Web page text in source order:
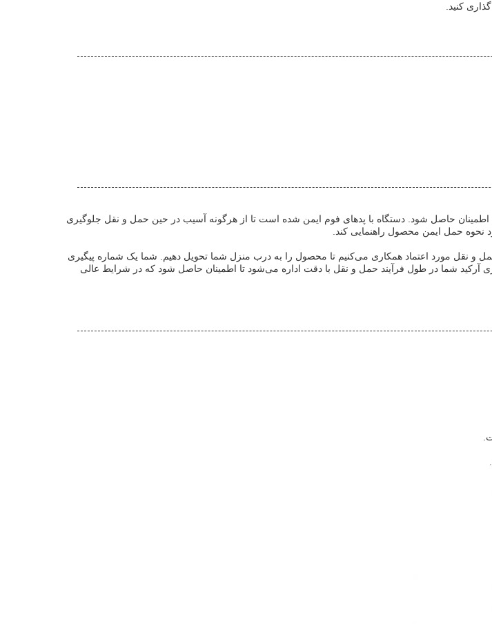
حاصل شود. دستگاه با پدهای فوم ایمن شده است تا از هرگونه آسیب در حین حمل و نقل جلوگیری
نحوه حمل ایمن محصول راهنمایی کند.
و نقل مورد اعتماد همکاری می‌کنیم تا محصول را به درب منزل شما تحویل دهیم. شما یک شماره پیگیری
آرکید شما در طول فرآیند حمل و نقل با دقت اداره می‌شود تا اطمینان حاصل شود که در شرایط عالی